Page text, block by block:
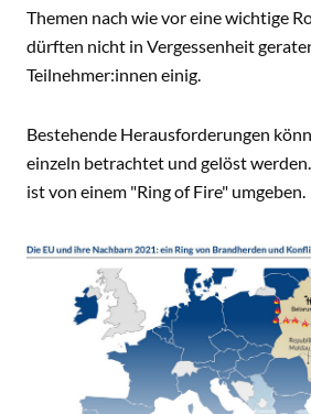
Themen nach wie vor eine wichtige
dürften nicht in Vergessenheit
Teilnehmer:innen einig.
Bestehende Herausforderungen
einzeln betrachtet und gelöst
ist von einem "Ring of Fire" umgeben.